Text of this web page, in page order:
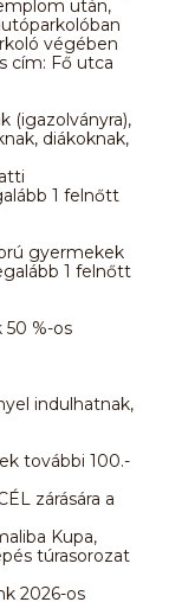
után,
végében
cím: Fő utca
(igazolványra),
diákoknak,
1 felnőtt
gyermekek
1 felnőtt
%-os
indulhatnak,
további 100.-
zárására a
Kupa,
túrasorozat
2026-os